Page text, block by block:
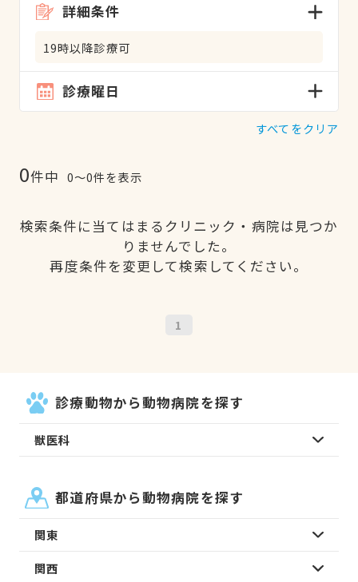
詳細条件
19時以降診療可
診療曜日
すべてをクリア
0件中 0〜0件を表示
検索条件に当てはまるクリニック・病院は見つか
りませんでした。
再度条件を変更して検索してください。
1
診療動物から動物病院を探す
獣医科
都道府県から動物病院を探す
関東
関西